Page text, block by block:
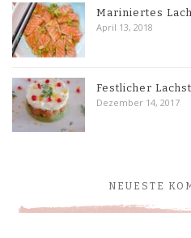
Mariniertes
April 13, 2018
Festlicher
Dezember 14, 2017
NEUESTE